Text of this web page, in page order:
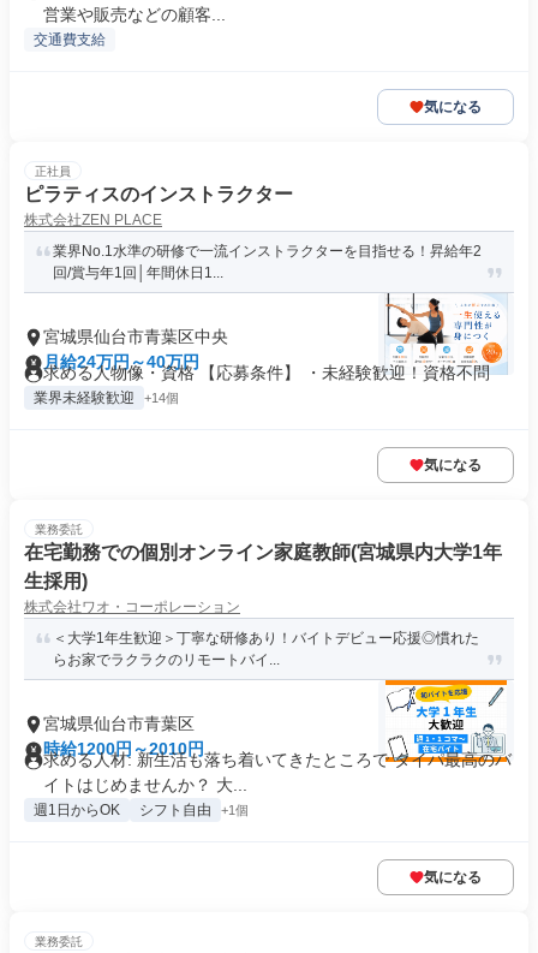
営業や販売などの顧客...
交通費支給
気になる
正社員
ピラティスのインストラクター
株式会社ZEN PLACE
業界No.1水準の研修で一流インストラクターを目指せる！昇給年2
回/賞与年1回│年間休日1...
宮城県仙台市青葉区中央
月給24万円～40万円
求める人物像・資格 【応募条件】 ・未経験歓迎！資格不問
業界未経験歓迎 +14個
気になる
業務委託
在宅勤務での個別オンライン家庭教師(宮城県内大学1年
生採用)
株式会社ワオ・コーポレーション
＜大学1年生歓迎＞丁寧な研修あり！バイトデビュー応援◎慣れた
らお家でラクラクのリモートバイ...
宮城県仙台市青葉区
時給1200円～2010円
求める人材: 新生活も落ち着いてきたところで タイパ最高のバ
イトはじめませんか？ 大...
週1日からOK シフト自由 +1個
気になる
業務委託